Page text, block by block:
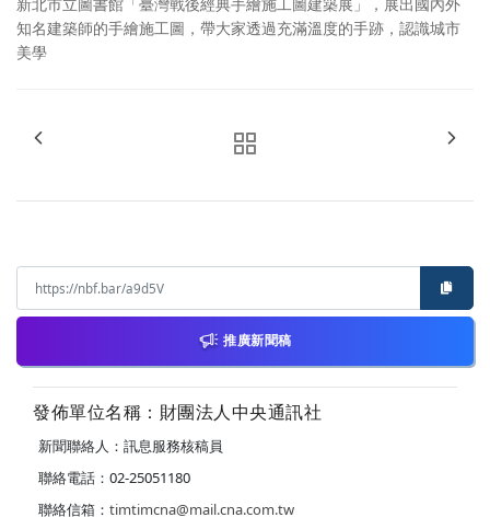
知名建築師的手繪施工圖，帶大家透過充滿溫度的手跡，認識城市
美學
推廣新聞稿
發佈單位名稱：財團法人中央通訊社
新聞聯絡人：訊息服務核稿員
聯絡電話：02-25051180
聯絡信箱： timtimcna@mail.cna.com.tw